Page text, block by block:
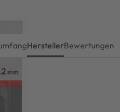
HerstellerBewertungen